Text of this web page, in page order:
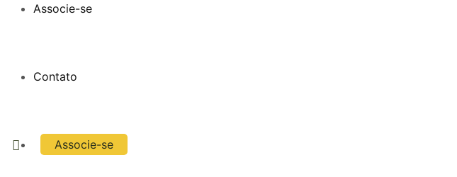
Associe-se
Contato
Associe-se